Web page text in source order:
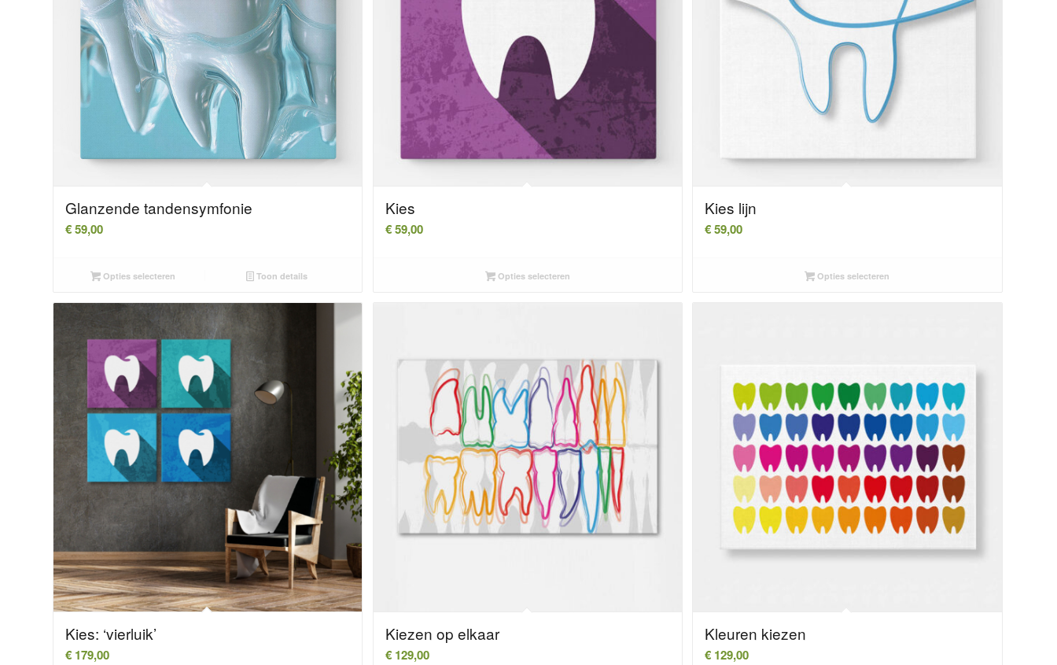
Glanzende tandensymfonie
€59,00
Opties selecteren Toon details
Kies
€59,00
Opties selecteren
Kies lijn
€59,00
Opties selecteren
Kies: ‘vierluik’
€ 179,00
Kiezen op elkaar
€129,00
Kleuren kiezen
€ 129,00